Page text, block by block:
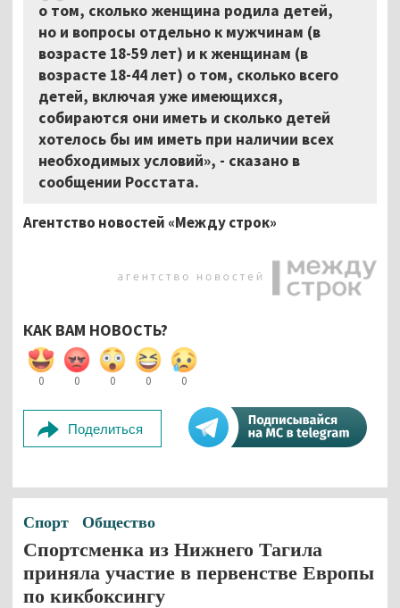
о том, сколько женщина родила детей,
но и вопросы отдельно к мужчинам (в
возрасте 18-59 лет) и к женщинам (в
возрасте 18-44 лет) о том, сколько всего
детей, включая уже имеющихся,
собираются они иметь и сколько детей
хотелось бы им иметь при наличии всех
необходимых условий», - сказано в
сообщении Росстата.
Агентство новостей «Между строк»
КАК ВАМ НОВОСТЬ?
0 0 0 0 0
Поделиться
Спорт Общество
Спортсменка из Нижнего Тагила
приняла участие в первенстве Европы
по кикбоксингу